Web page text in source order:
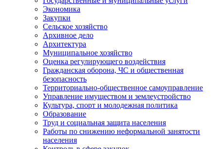
Экономика
Закупки
Сельское хозяйство
Архивное дело
Архитектура
Муниципальное хозяйство
Оценка регулирующего воздействия
Гражданская оборона, ЧС и общественная
безопасность
Территориально-общественное самоуправление
Управление имуществом и землеустройство
Культура, спорт и молодежная политика
Образование
Труд и социальная защита населения
Работы по снижению неформальной занятости
населения